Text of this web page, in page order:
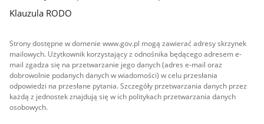
Klauzula RODO
Strony dostępne w domenie www.gov.pl mogą zawierać adresy skrzynek
mailowych. Użytkownik korzystający z odnośnika będącego adresem e-
mail zgadza się na przetwarzanie jego danych (adres e-mail oraz
dobrowolnie podanych danych w wiadomości) w celu przesłania
odpowiedzi na przesłane pytania. Szczegóły przetwarzania danych przez
każdą z jednostek znajdują się w ich politykach przetwarzania danych
osobowych.